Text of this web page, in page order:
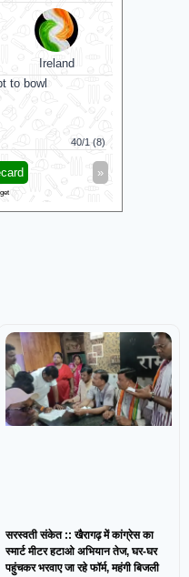
Ireland
to bowl
40/1 (8)
»
सरस्वती संकेत :: खैरागढ़ में कांग्रेस का
स्मार्ट मीटर हटाओ अभियान तेज, घर-घर
पहुंचकर भरवाए जा रहे फॉर्म, महंगी बिजली